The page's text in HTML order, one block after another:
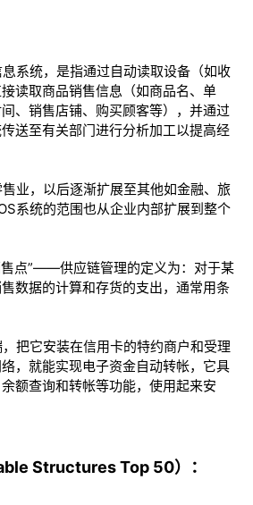
系统，是指通过自动读取设备（如收
读取商品销售信息（如商品名、单
、销售店铺、购买顾客等），并通过
送至有关部门进行分析加工以提高经
业，以后逐渐扩展至其他如金融、旅
系统的范围也从企业内部扩展到整个
点”——供应链管理的定义为：对于某
数据的计算和存货的支出，通常用条
把它安装在信用卡的特约商户和受理
，就能实现电子资金自动转帐，它具
额查询和转帐等功能，使用起来安
Structures Top 50）：